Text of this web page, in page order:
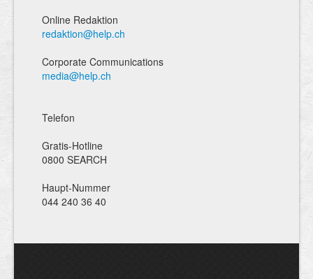
Online Redaktion
redaktion@help.ch
Corporate Communications
media@help.ch
Telefon
Gratis-Hotline
0800 SEARCH
Haupt-Nummer
044 240 36 40